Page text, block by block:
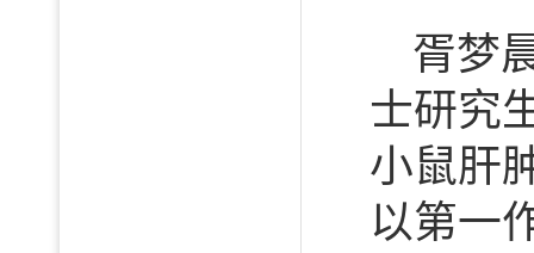
胥梦
士研究
小鼠肝
以第一